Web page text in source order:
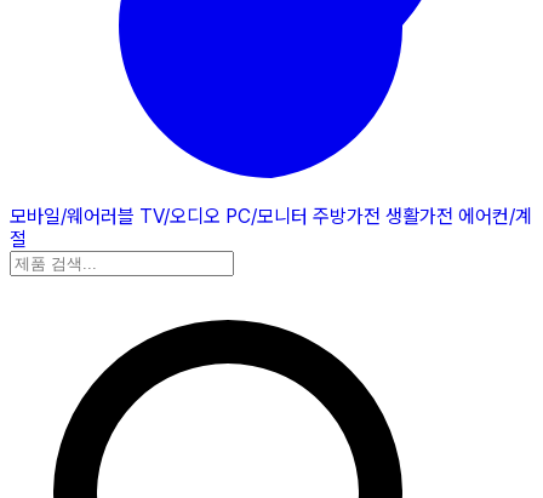
모바일/웨어러블 TV/오디오 PC/모니터 주방가전 생활가전 에어컨/계
절